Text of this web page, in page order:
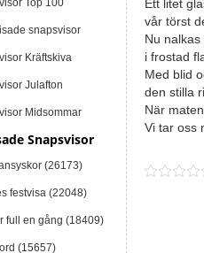
Top 100
snapsvisor
Kräftskiva
Julafton
Midsommar
Snapsvisor
(26173)
festvisa (22048)
full en gång (18409)
(15657)
Ett litet
vår törst
Nu nalkas
i frostad
Med blid
den stilla
När
Vi tar oss